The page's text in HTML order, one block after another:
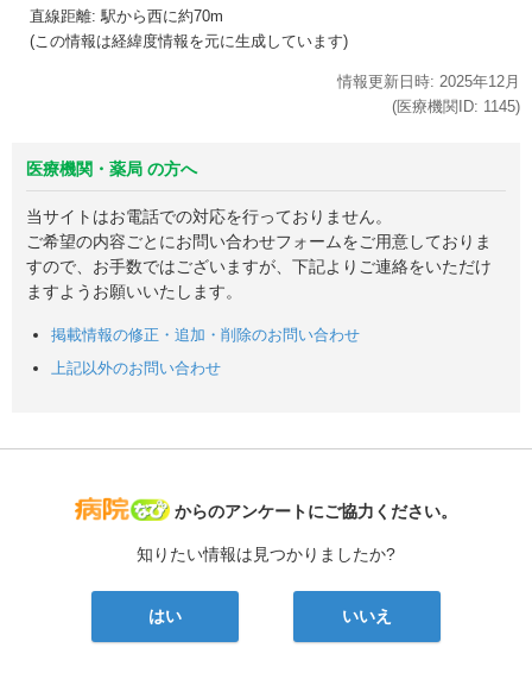
直線距離: 駅から西に約70m
(この情報は経緯度情報を元に生成しています)
情報更新日時: 2025年12月
(医療機関ID: 1145)
医療機関・薬局 の方へ
当サイトはお電話での対応を行っておりません。
ご希望の内容ごとにお問い合わせフォームをご用意しておりま
すので、お手数ではございますが、下記よりご連絡をいただけ
ますようお願いいたします。
掲載情報の修正・追加・削除のお問い合わせ
上記以外のお問い合わせ
病院なび
からのアンケートにご協力ください。
知りたい情報は見つかりましたか?
はい いいえ